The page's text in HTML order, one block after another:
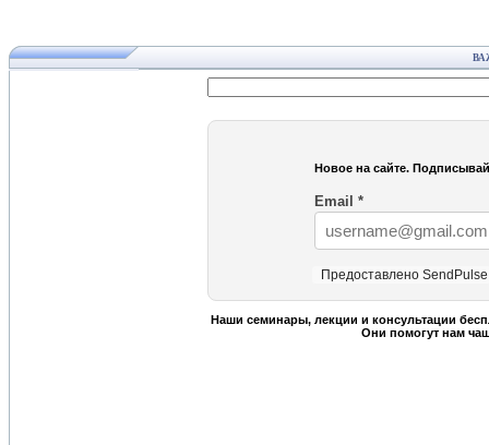
Новое на сайте.
Email *
Предоставлено SendPulse
Наши семинары, лекции и консультации
Они помогут нам